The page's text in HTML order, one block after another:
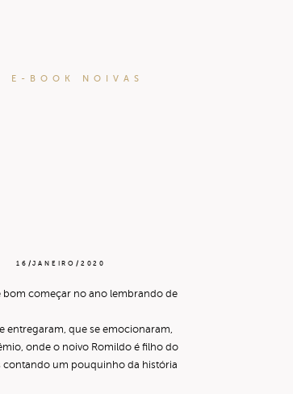
E-BOOK NOIVAS
16/JANEIRO/2020
bom começar no ano lembrando de
entregaram, que se emocionaram,
onde o noivo Romildo é filho do
contando um pouquinho da história